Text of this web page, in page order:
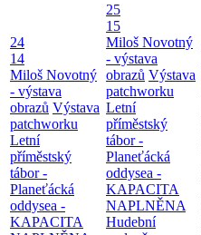
24
14
Miloš Novotný
- výstava
obrazů Výstava
patchworku
Letní
příměstský
tábor -
Planeťácká
oddysea -
KAPACITA
25
15
Miloš Novotný
- výstava
obrazů Výstava
patchworku
Letní
příměstský
tábor -
Planeťácká
oddysea -
KAPACITA
NAPLNĚNA
Hudební